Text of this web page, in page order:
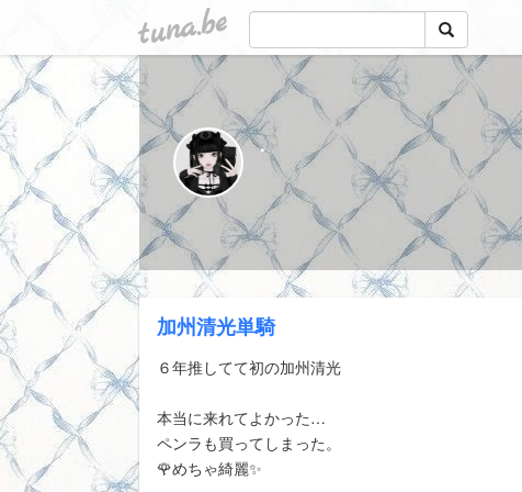
tuna.be
.
加州清光単騎
６年推してて初の加州清光
本当に来れてよかった…
ペンラも買ってしまった。
🌹めちゃ綺麗✨